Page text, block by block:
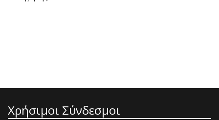
Χρήσιμοι Σύνδεσμοι